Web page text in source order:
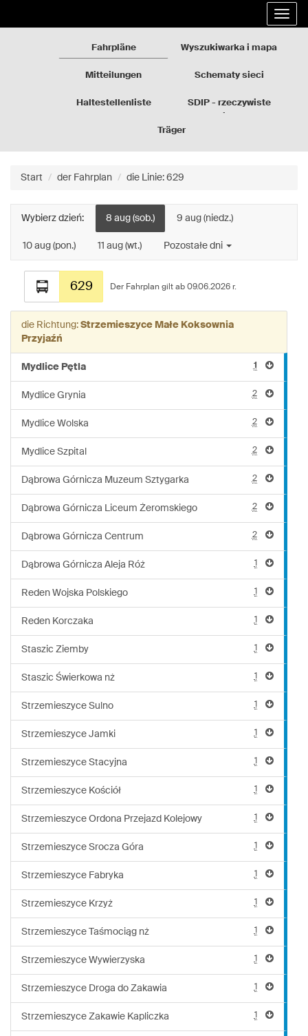
die
Fahrpläne Wyszukiwarka i mapa
Mitteilungen Schematy sieci
Haltestellenliste
SDIP - rzeczywiste
Träger
Start der Fahrplan die Linie: 629
Wybierz dzień: 8 aug (sob.) 9 aug (niedz.)
10 aug (pon.) 11 aug (wt.) Pozostałe dni
629
für
Linie:
629
Der Fahrplan gilt ab 09.06.2026 r.
die Richtung: Strzemieszyce Małe Koksownia
Przyjaźń
Mydlice Pętla 1
Mydlice Grynia 2
Mydlice Wolska 2
Mydlice Szpital 2
Dąbrowa Górnicza Muzeum Sztygarka 2
Dąbrowa Górnicza Liceum Żeromskiego 2
Dąbrowa Górnicza Centrum 2
Dąbrowa Górnicza Aleja Róż 1
Reden Wojska Polskiego 1
Reden Korczaka 1
Staszic Ziemby 1
Staszic Świerkowa nż 1
Strzemieszyce Sulno 1
Strzemieszyce Jamki 1
Strzemieszyce Stacyjna 1
Strzemieszyce Kościół 1
Strzemieszyce Ordona Przejazd Kolejowy 1
Strzemieszyce Srocza Góra 1
Strzemieszyce Fabryka 1
Strzemieszyce Krzyż 1
Strzemieszyce Taśmociąg nż 1
Strzemieszyce Wywierzyska 1
Strzemieszyce Droga do Zakawia 1
Strzemieszyce Zakawie Kapliczka 1